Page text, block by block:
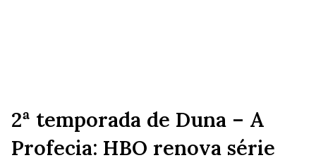
2ª temporada de Duna – A
Profecia: HBO renova série